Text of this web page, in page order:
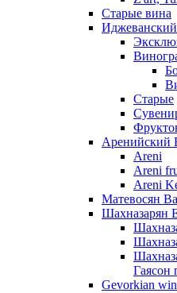
Старые вина
Старые
Аренийский
Areni
Areni
Areni
Матевосян
Шахназарян
Гаясон
Gevorkian